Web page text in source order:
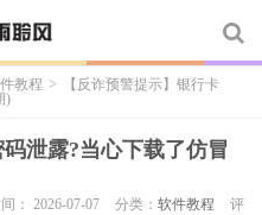
教程 >
【反诈预警提示】银行卡
)
泄露?当心下载了仿冒
： 2026-07-07 分类： 软件教程
评